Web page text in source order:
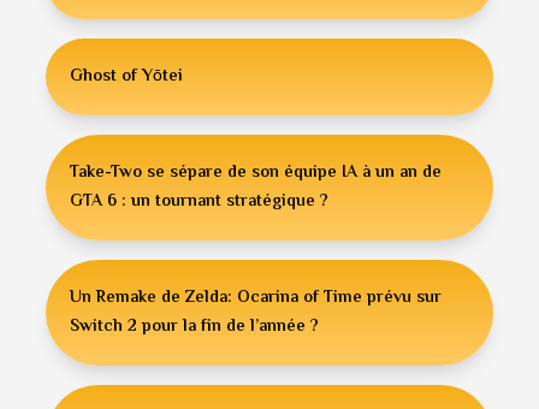
Ghost of Yōtei
Take-Two se sépare de son équipe IA à un an de
GTA 6 : un tournant stratégique ?
Un Remake de Zelda: Ocarina of Time prévu sur
Switch 2 pour la fin de l’année ?